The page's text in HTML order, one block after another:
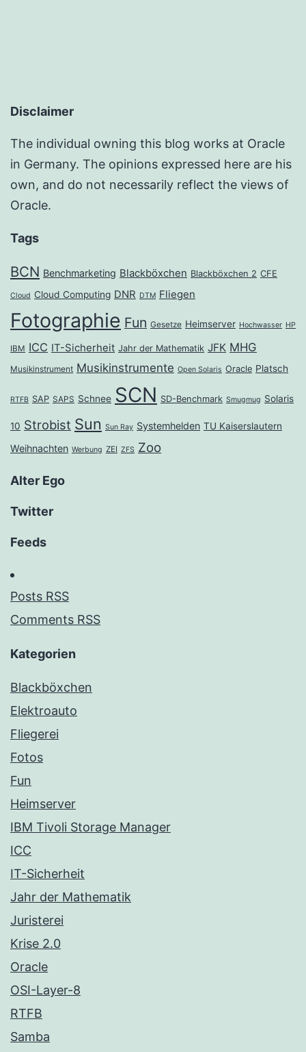
Disclaimer
The individual owning this blog works at Oracle
in Germany. The opinions expressed here are his
own, and do not necessarily reflect the views of
Oracle.
Tags
BCN Benchmarketing Blackböxchen Blackböxchen 2 CFE
Cloud Cloud Computing DNR DTM Fliegen
Fotographie Fun Gesetze Heimserver Hochwasser HP
IBM ICC IT-Sicherheit Jahr der Mathematik JFK MHG
Musikinstrument Musikinstrumente Open Solaris Oracle Platsch
RTFB SAP SAPS Schnee SCN SD-Benchmark Smugmug Solaris
10 Strobist Sun Sun Ray Systemhelden TU Kaiserslautern
Weihnachten Werbung ZEI ZFS Zoo
Alter Ego
Twitter
Feeds
Posts RSS
Comments RSS
Kategorien
Blackböxchen
Elektroauto
Fliegerei
Fotos
Fun
Heimserver
IBM Tivoli Storage Manager
ICC
IT-Sicherheit
Jahr der Mathematik
Juristerei
Krise 2.0
Oracle
OSI-Layer-8
RTFB
Samba